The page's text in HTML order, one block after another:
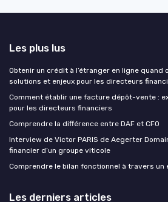
Les plus lus
Obtenir un crédit à l’étranger en ligne quand
solutions et enjeux pour les directeurs
Comment établir une facture dépôt-vente :
pour les directeurs financiers
Comprendre la différence entre DAF et CFO
Interview de Victor PARIS de Aegerter
financier d’un groupe viticole
Comprendre le bilan fonctionnel à travers un
Les derniers articles